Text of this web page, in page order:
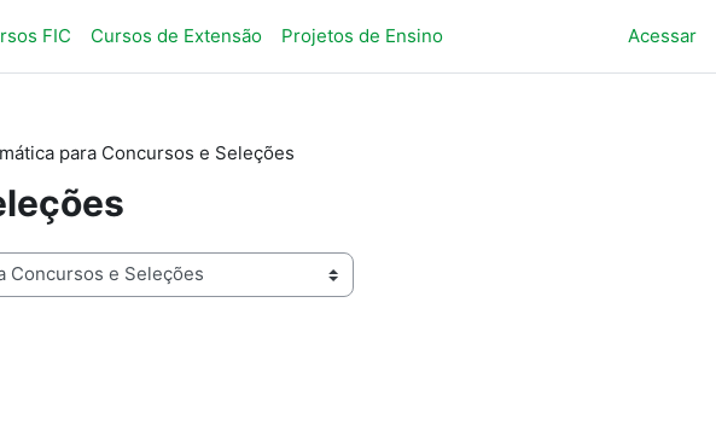
FIC Cursos de Extensão Projetos de Ensino Acessar
para Concursos e Seleções